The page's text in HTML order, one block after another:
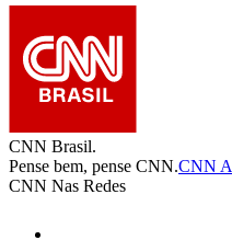
CNN Brasil.
Pense bem, pense CNN.CNN
CNN Nas Redes